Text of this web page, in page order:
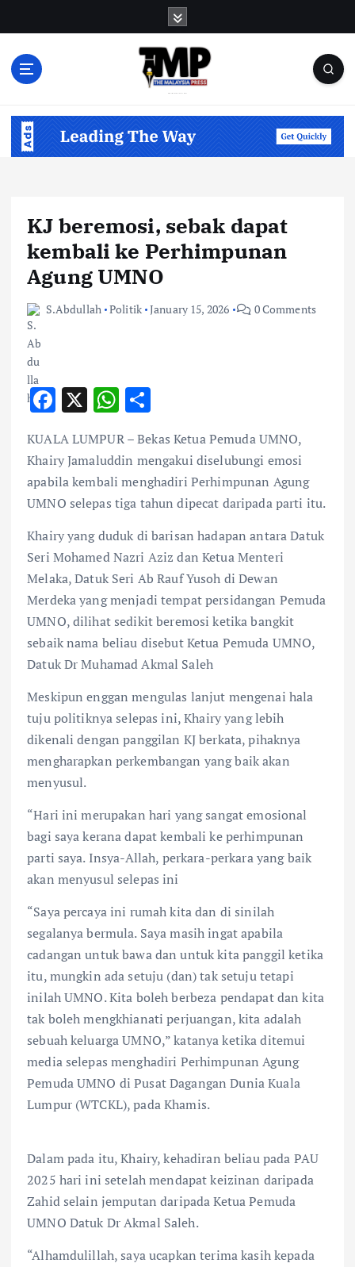
KJ beremosi, sebak dapat
kembali ke Perhimpunan
Agung UMNO
S.Abdullah Politik January 15, 2026 0 Comments
F
e
b
o
o
k
X W
at
s
A
p
p
h
ar
e
KUALA LUMPUR – Bekas Ketua Pemuda UMNO,
Khairy Jamaluddin mengakui diselubungi emosi
apabila kembali menghadiri Perhimpunan Agung
UMNO selepas tiga tahun dipecat daripada parti itu.
Khairy yang duduk di barisan hadapan antara Datuk
Seri Mohamed Nazri Aziz dan Ketua Menteri
Melaka, Datuk Seri Ab Rauf Yusoh di Dewan
Merdeka yang menjadi tempat persidangan Pemuda
UMNO, dilihat sedikit beremosi ketika bangkit
sebaik nama beliau disebut Ketua Pemuda UMNO,
Datuk Dr Muhamad Akmal Saleh
Meskipun enggan mengulas lanjut mengenai hala
tuju politiknya selepas ini, Khairy yang lebih
dikenali dengan panggilan KJ berkata, pihaknya
mengharapkan perkembangan yang baik akan
menyusul.
“Hari ini merupakan hari yang sangat emosional
bagi saya kerana dapat kembali ke perhimpunan
parti saya. Insya-Allah, perkara-perkara yang baik
akan menyusul selepas ini
“Saya percaya ini rumah kita dan di sinilah
segalanya bermula. Saya masih ingat apabila
cadangan untuk bawa dan untuk kita panggil ketika
itu, mungkin ada setuju (dan) tak setuju tetapi
inilah UMNO. Kita boleh berbeza pendapat dan kita
tak boleh mengkhianati perjuangan, kita adalah
sebuah keluarga UMNO,” katanya ketika ditemui
media selepas menghadiri Perhimpunan Agung
Pemuda UMNO di Pusat Dagangan Dunia Kuala
Lumpur (WTCKL), pada Khamis.
Dalam pada itu, Khairy, kehadiran beliau pada PAU
2025 hari ini setelah mendapat keizinan daripada
Zahid selain jemputan daripada Ketua Pemuda
UMNO Datuk Dr Akmal Saleh.
“Alhamdulillah, saya ucapkan terima kasih kepada